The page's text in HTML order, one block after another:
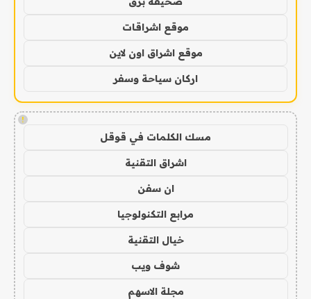
موقع اشراقات
موقع اشراق اون لاين
اركان سياحة وسفر
!
مسك الكلمات في قوقل
اشراق التقنية
ان سفن
مرابع التكنولوجيا
خيال التقنية
شوف ويب
مجلة الاسهم